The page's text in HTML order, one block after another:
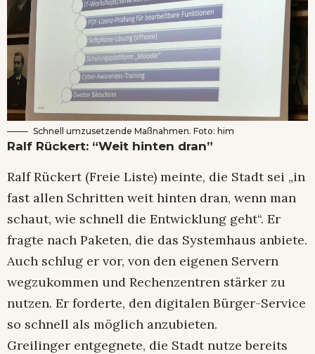
Schnell umzusetzende Maßnahmen. Foto: him
Ralf Rückert: “Weit hinten dran”
Ralf Rückert (Freie Liste) meinte, die Stadt sei „in
fast allen Schritten weit hinten dran, wenn man
schaut, wie schnell die Entwicklung geht“. Er
fragte nach Paketen, die das Systemhaus anbiete.
Auch schlug er vor, von den eigenen Servern
wegzukommen und Rechenzentren stärker zu
nutzen. Er forderte, den digitalen Bürger-Service
so schnell als möglich anzubieten.
Greilinger entgegnete, die Stadt nutze bereits